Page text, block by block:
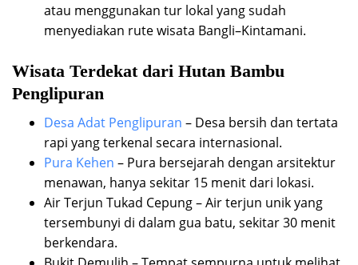
atau menggunakan tur lokal yang sudah
menyediakan rute wisata Bangli–Kintamani.
Wisata Terdekat dari Hutan Bambu
Penglipuran
Desa Adat Penglipuran – Desa bersih dan tertata
rapi yang terkenal secara internasional.
Pura Kehen – Pura bersejarah dengan arsitektur
menawan, hanya sekitar 15 menit dari lokasi.
Air Terjun Tukad Cepung – Air terjun unik yang
tersembunyi di dalam gua batu, sekitar 30 menit
berkendara.